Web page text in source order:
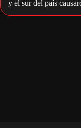
y el sur del país